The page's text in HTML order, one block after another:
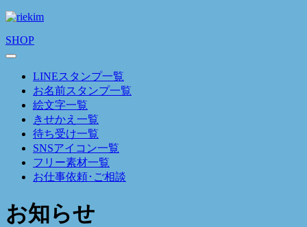
SHOP
LINEスタンプ一覧
お名前スタンプ一覧
絵文字一覧
きせかえ一覧
待ち受け一覧
SNSアイコン一覧
フリー素材一覧
お仕事依頼･ご相談
お知らせ